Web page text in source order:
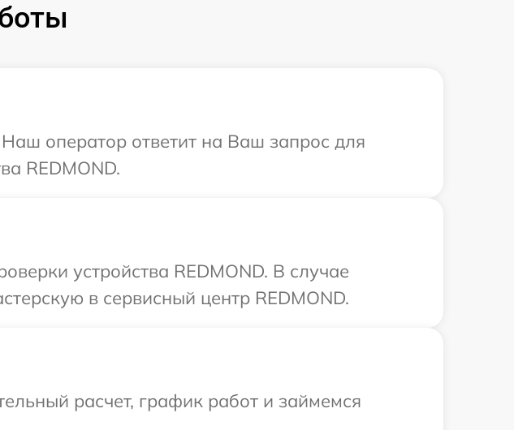
Наш оператор ответит на Ваш запрос для
REDMOND.
устройства REDMOND. В случае
в сервисный центр REDMOND.
расчет, график работ и займемся